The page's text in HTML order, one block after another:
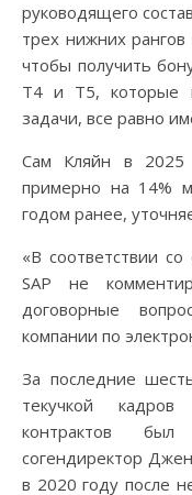
руководящего
трех нижних
чтобы получить
T4 и T5, которые
задачи, все равно
Сам Кляйн в 2025
примерно на 14%
годом ранее,
«В соответствии со
SAP не
договорные
компании по
За последние
текучкой
контрактов
согендиректор
в 2020 году после